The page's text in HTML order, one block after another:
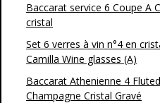
Baccarat service 6 Coupe A
cristal
Set 6 verres à vin n°4 en
Camilla Wine glasses (A)
Baccarat Athenienne 4
Champagne Cristal Gravé